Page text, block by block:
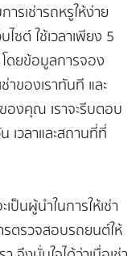
ารเช่ารถหรูให้ง่าย
ซต์ ใช้เวลาเพียง 5
ดยข้อมูลการจอง
าของเราทันที และ
งคุณ เราจะรีบตอบ
วลาและสถานที่ที่
ป็นผู้นำในการให้เช่า
รตรวจสอบรถยนต์ให้